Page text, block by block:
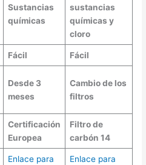
Sustancias
químicas
sustancias
químicas y
cloro
Fácil Fácil
Desde 3
meses
Cambio de los
filtros
Certificación
Europea
Filtro de
carbón 14
Enlace para
Enlace para